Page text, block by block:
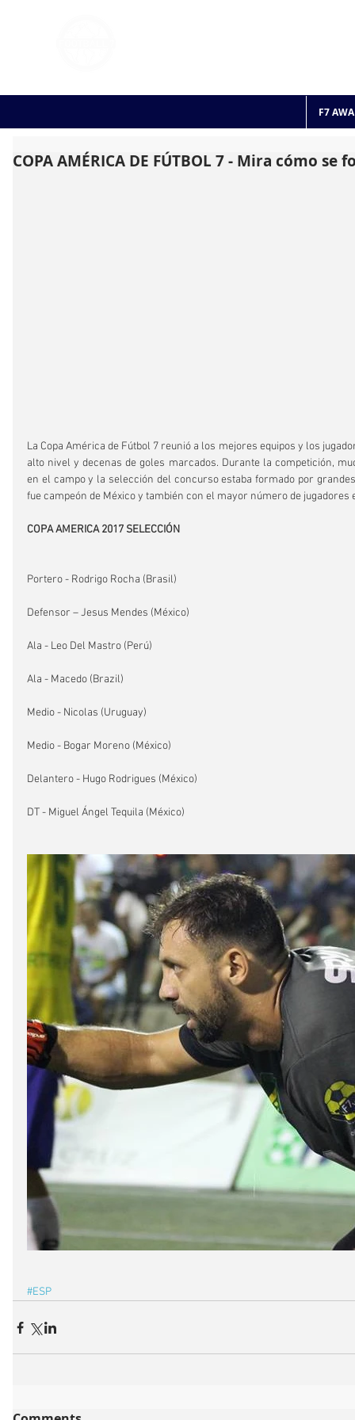
F7
COPA AMÉRICA DE FÚTBOL 7 - Mira cómo se
La Copa América de Fútbol 7 reunió a los mejores equipos y los
alto nivel y decenas de goles marcados. Durante la competición,
en el campo y la selección del concurso estaba formado por
fue campeón de México y también con el mayor número de jugadores
COPA AMERICA 2017 SELECCIÓN
Portero - Rodrigo Rocha (Brasil)
Defensor – Jesus Mendes (México)
Ala - Leo Del Mastro (Perú)
Ala - Macedo (Brazil)
Medio - Nicolas (Uruguay)
Medio - Bogar Moreno (México)
Delantero - Hugo Rodrigues (México)
DT - Miguel Ángel Tequila (México)
#ESP